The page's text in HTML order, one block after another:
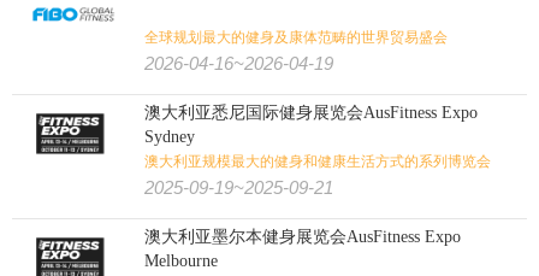
全球规划最大的健身及康体范畴的世界贸易盛会
2026-04-16~2026-04-19
澳大利亚悉尼国际健身展览会AusFitness Expo
Sydney
澳大利亚规模最大的健身和健康生活方式的系列博览会
2025-09-19~2025-09-21
澳大利亚墨尔本健身展览会AusFitness Expo
Melbourne